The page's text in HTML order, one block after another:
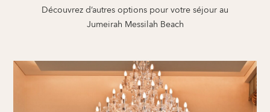
Découvrez d’autres options pour votre séjour au
Jumeirah Messilah Beach